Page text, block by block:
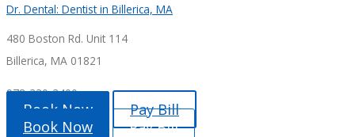
Dr. Dental: Dentist in Billerica, MA
480 Boston Rd. Unit 114
Billerica, MA 01821
978-330-3400
Book Now
Pay Bill
Book Now
Pay Bill